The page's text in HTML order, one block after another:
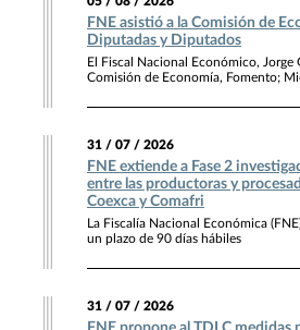
FNE asistió a la Comisión de
Diputadas y Diputados
El Fiscal Nacional Económico, Jorge
Comisión de Economía, Fomento;
31 / 07 / 2026
FNE extiende a Fase 2
entre las productoras y
Coexca y Comafri
La Fiscalía Nacional Económica
un plazo de 90 días hábiles
31 / 07 / 2026